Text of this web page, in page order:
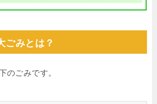
ごみとは？
のごみです。